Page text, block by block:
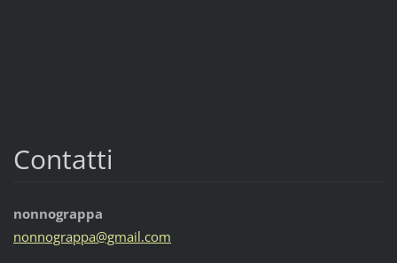
Contatti
nonnograppa
nonnograppa@gmail.com